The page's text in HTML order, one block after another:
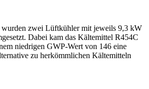
wurden zwei Lüftkühler mit jeweils 9,3 kW
Dabei kam das Kältemittel R454C
niedrigen GWP-Wert von 146 eine
zu herkömmlichen Kältemitteln